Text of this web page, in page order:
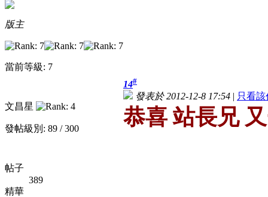
版主
當前等級: 7
文昌星
發帖級別: 89 / 300
帖子
389
精華
14#
發表於 2012-12-8 17:54 | 只看該
恭喜 站長兄